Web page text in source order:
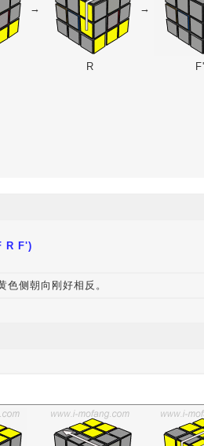
→ →
R F'
R F')
侧朝向刚好相反。